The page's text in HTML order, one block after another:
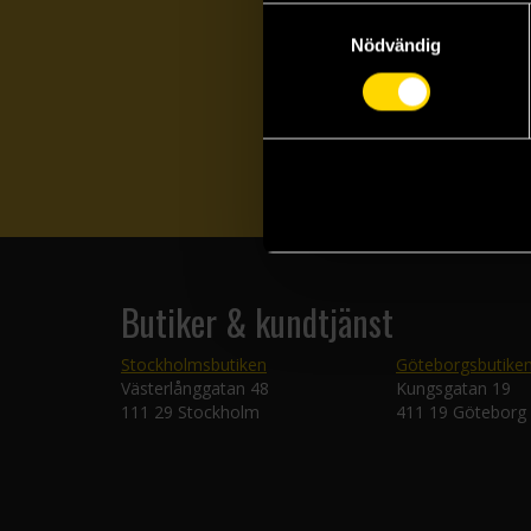
Nödvändig
Butiker & kundtjänst
Stockholmsbutiken
Västerlånggatan 48
111 29 Stockholm
Göteborgsbutiken
Kungsgatan 19
411 19 Göteborg